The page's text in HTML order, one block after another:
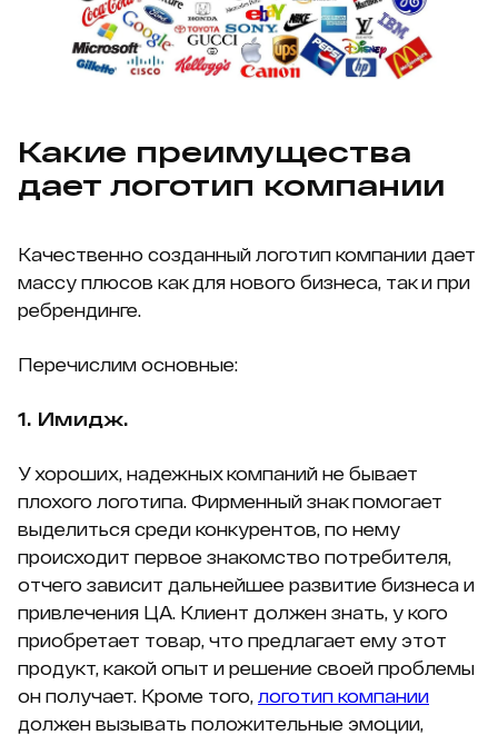
Какие преимущества
дает логотип компании
Качественно созданный логотип компании дает
массу плюсов как для нового бизнеса, так и при
ребрендинге.
Перечислим основные:
1. Имидж.
У хороших, надежных компаний не бывает
плохого логотипа. Фирменный знак помогает
выделиться среди конкурентов, по нему
происходит первое знакомство потребителя,
отчего зависит дальнейшее развитие бизнеса и
привлечения ЦА. Клиент должен знать, у кого
приобретает товар, что предлагает ему этот
продукт, какой опыт и решение своей проблемы
он получает. Кроме того, логотип компании
должен вызывать положительные эмоции,